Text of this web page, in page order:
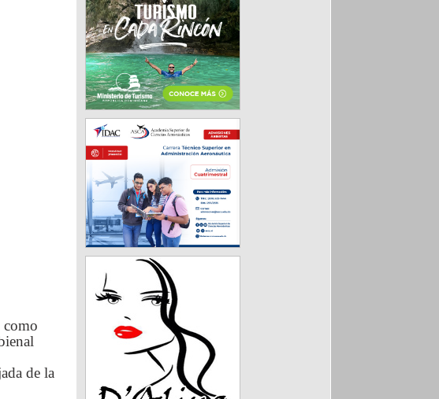
como
de la